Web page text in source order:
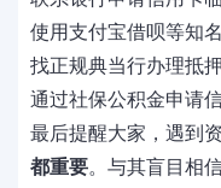
使用支付宝借呗等知
找正规典当行办理抵
通过社保公积金申请
最后提醒大家，遇到
都重要。与其盲目相